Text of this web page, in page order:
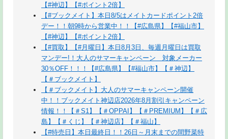
【#神辺】【#ポイント2倍】
【#ブックメイト】本日8/5はメイトカードポイント2倍
デー！！朝9時から営業中！！【#広島県】【#福山市】
【#神辺】【#ポイント2倍】
【#買取】【#月曜日】本日8月3日、毎週月曜日は買取
マンデー!！大人のサマーキャンペーン 対象メーカー
30％OFF！！！【#広島県】【#福山市】【＃神辺】
【＃ブックメイト】
【＃ブックメイト】大人のサマーキャンペーン開催
中！！ブックメイト神辺店2026年8月割引キャンペーン
情報！！【＃S1】【＃OPPAI】【＃PREMIUM】【＃広
島】【＃くじ】【＃神辺店】【＃福山】
【#特売日】本日最終日！！26日～月末までの間野菜特